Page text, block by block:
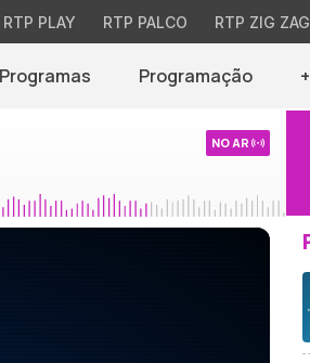
RTP PLAY RTP PALCO RTP ZIG ZAG
Programas Programação
NO AR